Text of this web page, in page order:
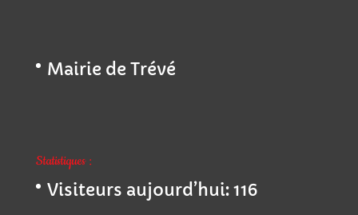
Mairie de Trévé
Statistiques :
Visiteurs aujourd’hui:116